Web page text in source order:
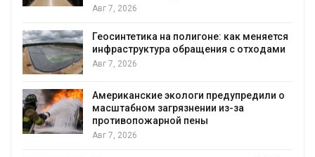
Авг 7, 2026
Геосинтетика на полигоне: как меняется
инфраструктура обращения с отходами
Авг 7, 2026
Американские экологи предупредили о
масштабном загрязнении из-за
противопожарной пены
Авг 7, 2026